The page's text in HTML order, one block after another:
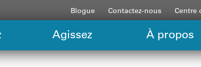
Blogue Contactez-nous Centre
Agissez À propos